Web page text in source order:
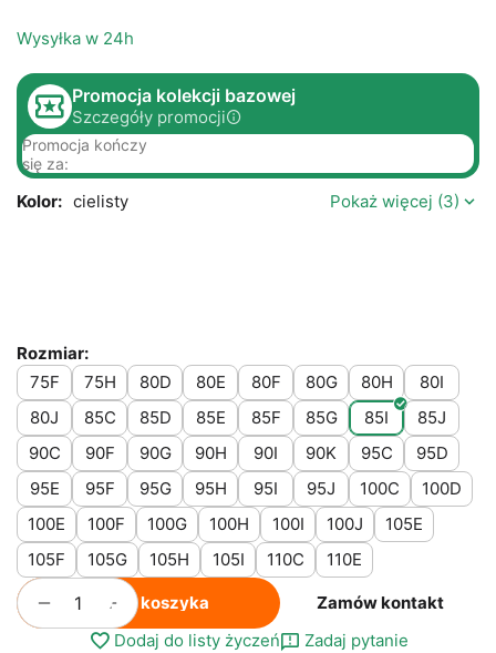
Wysyłka w 24h
Promocja kolekcji bazowej
Szczegóły promocji
Promocja kończy
się za:
Kolor: cielisty Pokaż więcej (3)
Rozmiar:
75F
75H 80D 80E 80F 80G 80H
80I
80J
85C 85D 85E 85F 85G 85I
85J
90C
90F 90G 90H 90I 90K 95C
95D
95E
95F 95G 95H 95I 95J 100C
100D
100E
100F 100G 100H 100I 100J
105E
105F
105G 105H 105I 110C 110E
+
− Do koszyka
Zamów kontakt
Dodaj do listy życzeń
Zadaj pytanie